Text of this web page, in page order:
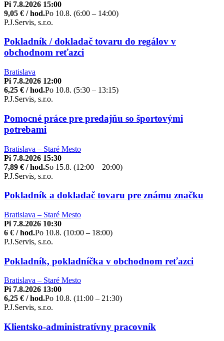
Pi 7.8.2026 15:00
9,05 € / hod.Po 10.8. (6:00 – 14:00)
P.J.Servis, s.r.o.
Pokladník / dokladač tovaru do regálov v
obchodnom reťazci
Bratislava
Pi 7.8.2026 12:00
6,25 € / hod.Po 10.8. (5:30 – 13:15)
P.J.Servis, s.r.o.
Pomocné práce pre predajňu so športovými
potrebami
Bratislava – Staré Mesto
Pi 7.8.2026 15:30
7,89 € / hod.So 15.8. (12:00 – 20:00)
P.J.Servis, s.r.o.
Pokladník a dokladač tovaru pre známu značku
Bratislava – Staré Mesto
Pi 7.8.2026 10:30
6 € / hod.Po 10.8. (10:00 – 18:00)
P.J.Servis, s.r.o.
Pokladník, pokladníčka v obchodnom reťazci
Bratislava – Staré Mesto
Pi 7.8.2026 13:00
6,25 € / hod.Po 10.8. (11:00 – 21:30)
P.J.Servis, s.r.o.
Klientsko-administratívny pracovník